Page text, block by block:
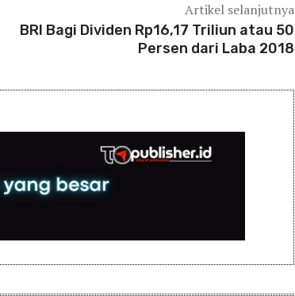
Artikel selanjutnya
BRI Bagi Dividen Rp16,17 Triliun atau 50
Persen dari Laba 2018